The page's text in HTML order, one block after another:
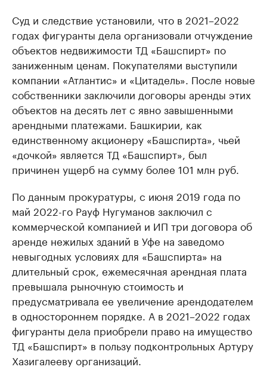
Суд и следствие установили, что в 2021–2022
годах фигуранты дела организовали отчуждение
объектов недвижимости ТД «Башспирт» по
заниженным ценам. Покупателями выступили
компании «Атлантис» и «Цитадель». После новые
собственники заключили договоры аренды этих
объектов на десять лет с явно завышенными
арендными платежами. Башкирии, как
единственному акционеру «Башспирта», чьей
«дочкой» является ТД «Башспирт», был
причинен ущерб на сумму более 101 млн руб.
По данным прокуратуры, с июня 2019 года по
май 2022-го Рауф Нугуманов заключил с
коммерческой компанией и ИП три договора об
аренде нежилых зданий в Уфе на заведомо
невыгодных условиях для «Башспирта» на
длительный срок, ежемесячная арендная плата
превышала рыночную стоимость и
предусматривала ее увеличение арендодателем
в одностороннем порядке. А в 2021–2022 годах
фигуранты дела приобрели право на имущество
ТД «Башспирт» в пользу подконтрольных Артуру
Хазигалееву организаций.